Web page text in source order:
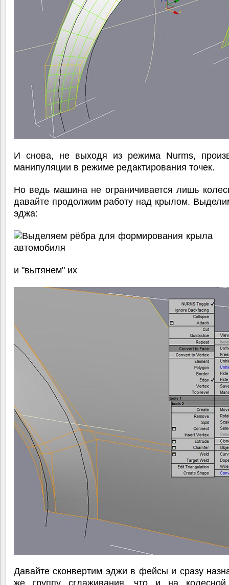
И снова, не выходя из режима Nurms,
манипуляции в режиме редактирования точек.
Но ведь машина не ограничивается лишь
давайте продолжим работу над крылом.
эджа:
и "вытянем" их
Давайте сконвертим эджи в фейсы и сразу
же группу сглаживания, что и на